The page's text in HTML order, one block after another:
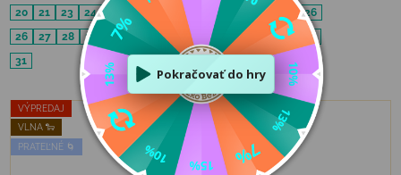
20
21 23 24
26
27 28 29
30
31
22
23 24
26
27
28 29 30
31
VÝPREDAJ
VLNA 🐑
PRATEĽNÉ 🌀